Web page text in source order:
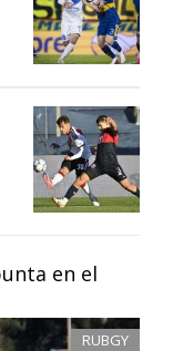
en el
RUBGY